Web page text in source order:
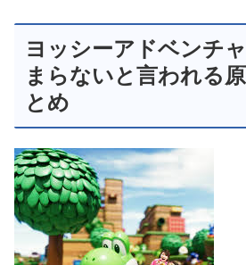
ヨッシーアドベンチ
まらないと言われる
とめ